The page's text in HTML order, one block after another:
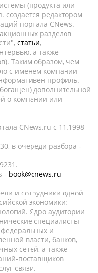
(продукта или
создается редактором
портала CNews.
разделов
статьи,
а также
Таким образом, чем
с именем компании
профиль.
дополнительной
о компании или
CNews.ru c 11.1998
в очереди разбора -
- book@cnews.ru
и сотрудники одной
экономики:
Ядро аудитории
специалисты
и
власти, банков,
сетей, а также
поставщиков
связи.